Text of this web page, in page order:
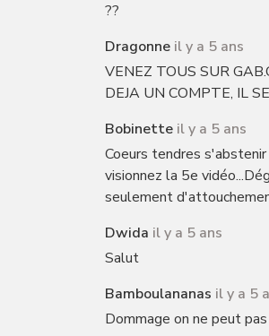
??
Dragonne il y a 5 ans
VENEZ TOUS SUR
DEJA UN COMPTE, IL
Bobinette il y a 5 ans
Coeurs tendres
visionnez la 5e
seulement
Dwida il y a 5 ans
Salut
Bamboulananas il y a 5
Dommage on ne peut